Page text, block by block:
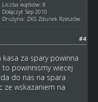
Liczba wątków: 8
Dołączył: Sep 2010
Drużyna: ZKS Zdunek Rzeszów
#4
za spary powinna
to powinnismy wiecej
do nas na spara
ze wskazaniem na